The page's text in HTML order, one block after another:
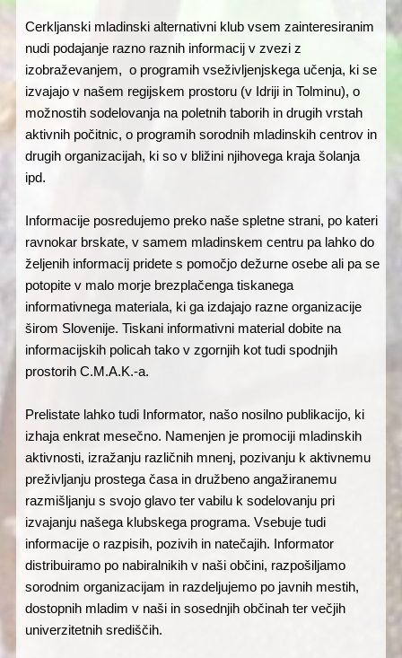
Cerkljanski mladinski alternativni klub vsem zainteresiranim
nudi podajanje razno raznih informacij v zvezi z
izobraževanjem, o programih vseživljenjskega učenja, ki se
izvajajo v našem regijskem prostoru (v Idriji in Tolminu), o
možnostih sodelovanja na poletnih taborih in drugih vrstah
aktivnih počitnic, o programih sorodnih mladinskih centrov in
drugih organizacijah, ki so v bližini njihovega kraja šolanja
ipd.
Informacije posredujemo preko naše spletne strani, po kateri
ravnokar brskate, v samem mladinskem centru pa lahko do
željenih informacij pridete s pomočjo dežurne osebe ali pa se
potopite v malo morje brezplačenga tiskanega
informativnega materiala, ki ga izdajajo razne organizacije
širom Slovenije. Tiskani informativni material dobite na
informacijskih policah tako v zgornjih kot tudi spodnjih
prostorih C.M.A.K.-a.
Prelistate lahko tudi Informator, našo nosilno publikacijo, ki
izhaja enkrat mesečno. Namenjen je promociji mladinskih
aktivnosti, izražanju različnih mnenj, pozivanju k aktivnemu
preživljanju prostega časa in družbeno angažiranemu
razmišljanju s svojo glavo ter vabilu k sodelovanju pri
izvajanju našega klubskega programa. Vsebuje tudi
informacije o razpisih, pozivih in natečajih. Informator
distribuiramo po nabiralnikih v naši občini, razpošiljamo
sorodnim organizacijam in razdeljujemo po javnih mestih,
dostopnih mladim v naši in sosednjih občinah ter večjih
univerzitetnih središčih.